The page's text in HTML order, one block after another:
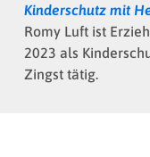
Kinderschutz mit
Romy Luft ist
2023 als
Zingst tätig.